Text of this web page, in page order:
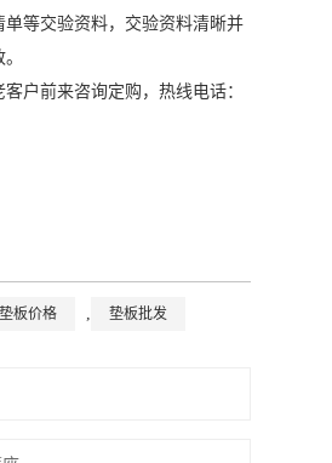
单等交验资料，交验资料清晰并
户前来咨询定购，热线电话：
垫板价格 垫板批发